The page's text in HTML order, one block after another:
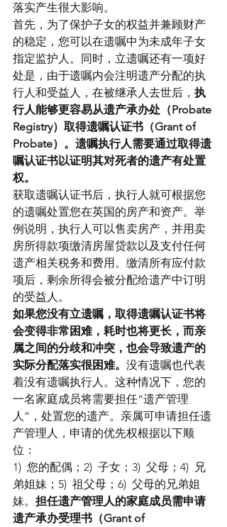
落实产生很大影响。
首先，为了保护子女的权益并兼顾财产
的稳定，您可以在遗嘱中为未成年子女
指定监护人。同时，立遗嘱还有一项好
处是，由于遗嘱内会注明遗产分配的执
行人和受益人，在被继承人去世后， 执
行人能够更容易从遗产承办处（Probate
Registry）取得遗嘱认证书（Grant of
Probate）。遗嘱执行人需要通过取得遗
嘱认证书以证明其对死者的遗产有处置
权。
获取遗嘱认证书后，执行人就可根据您
的遗嘱处置您在英国的房产和资产。举
例说明，执行人可以售卖房产，并用卖
房所得款项缴清房屋贷款以及支付任何
遗产相关税务和费用。缴清所有应付款
项后，剩余所得会被分配给遗产中订明
的受益人。
如果您没有立遗嘱，取得遗嘱认证书将
会变得非常困难，耗时也将更长，而亲
属之间的分歧和冲突，也会导致遗产的
实际分配落实很困难。 没有遗嘱也代表
着没有遗嘱执行人。这种情况下，您的
一名家庭成员将需要担任“遗产管理
人”，处置您的遗产。亲属可申请担任遗
产管理人，申请的优先权根据以下顺
位：
1)  您的配偶；2)  子女；3)  父母；4)  兄
弟姐妹；5)  祖父母；6)  父母的兄弟姐
妹。 担任遗产管理人的家庭成员需申请
遗产承办受理书（Grant of